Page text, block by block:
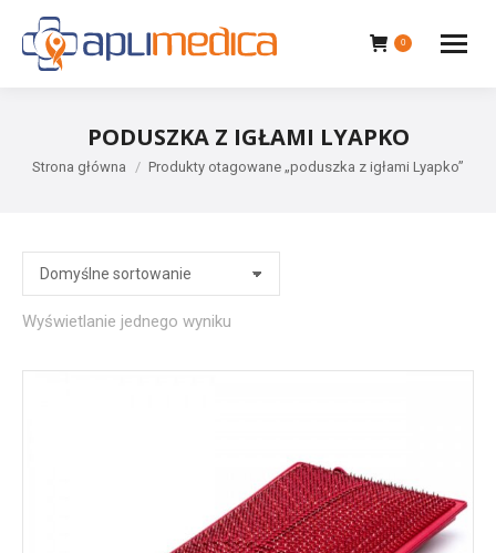
0
PODUSZKA Z IGŁAMI LYAPKO
Jesteś tutaj:
Strona główna Produkty otagowane „poduszka z igłami Lyapko”
Wyświetlanie jednego wyniku